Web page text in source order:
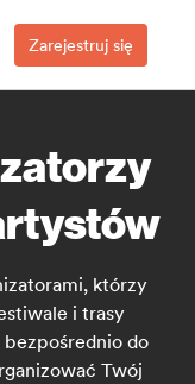
Zarejestruj się
którzy
i trasy
do
Twój